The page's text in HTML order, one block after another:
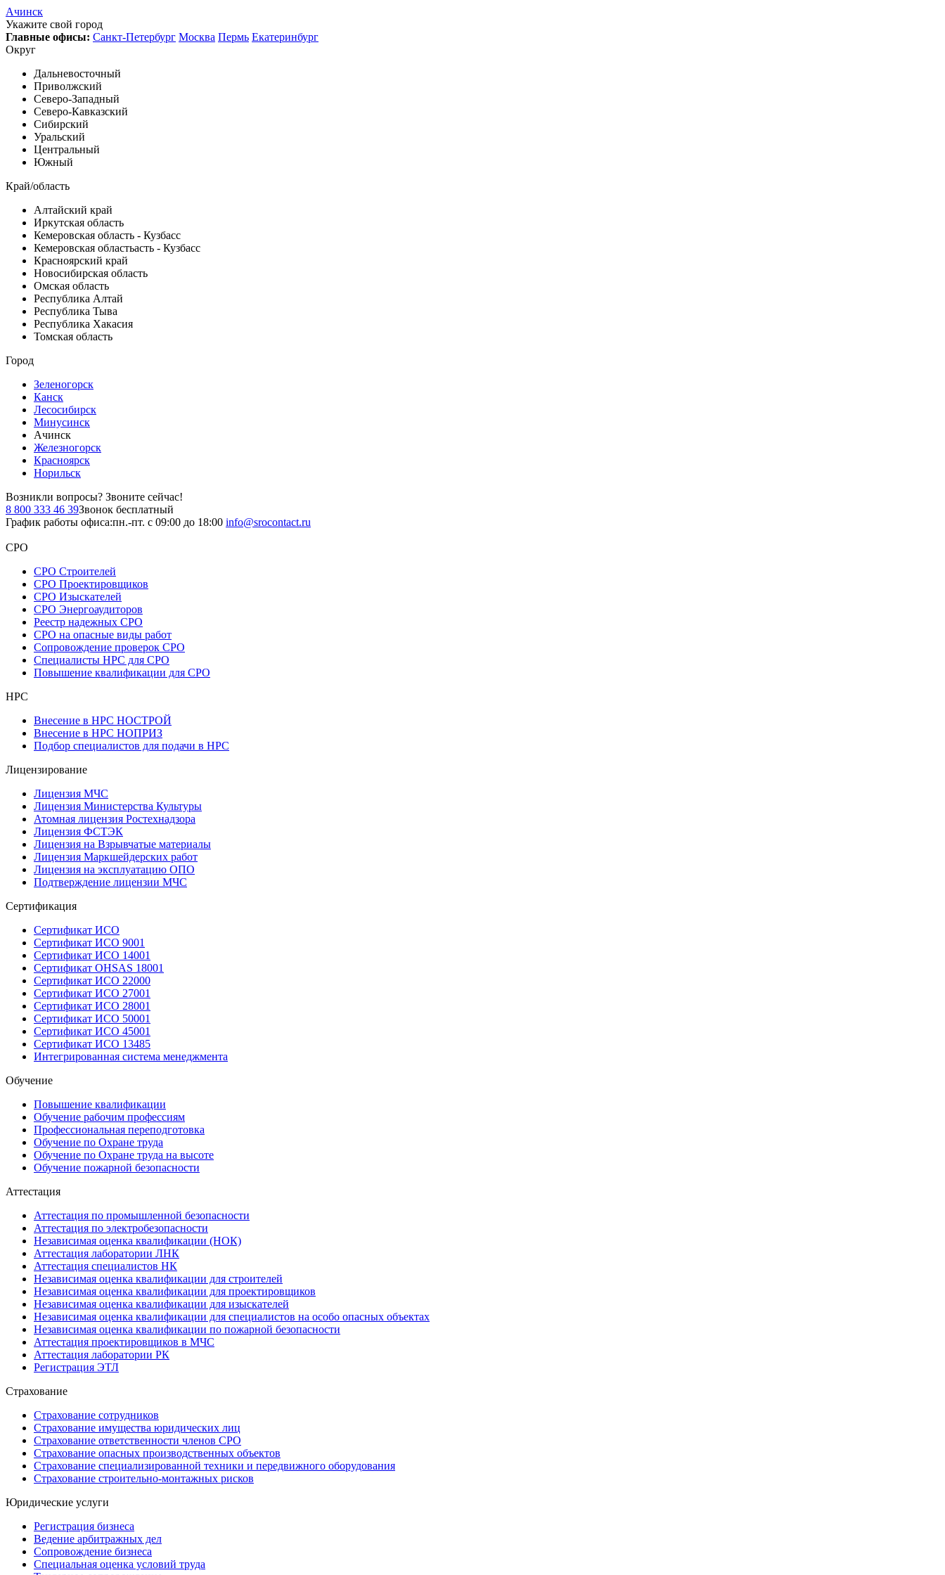
Ачинск
Укажите свой город
Главные офисы: Санкт-Петербург Москва Пермь Екатеринбург
Округ
Дальневосточный
Приволжский
Северо-Западный
Северо-Кавказский
Сибирский
Уральский
Центральный
Южный
Край/область
Алтайский край
Иркутская область
Кемеровская область - Кузбасс
Кемеровская областьасть - Кузбасс
Красноярский край
Новосибирская область
Омская область
Республика Алтай
Республика Тыва
Республика Хакасия
Томская область
Город
Зеленогорск
Канск
Лесосибирск
Минусинск
Ачинск
Железногорск
Красноярск
Норильск
Возникли вопросы? Звоните сейчас!
8 800 333 46 39Звонок бесплатный
График работы офиса:пн.-пт. с 09:00 до 18:00 info@srocontact.ru
СРО
СРО Строителей
СРО Проектировщиков
СРО Изыскателей
СРО Энергоаудиторов
Реестр надежных СРО
СРО на опасные виды работ
Сопровождение проверок СРО
Специалисты НРС для СРО
Повышение квалификации для СРО
НРС
Внесение в НРС НОСТРОЙ
Внесение в НРС НОПРИЗ
Подбор специалистов для подачи в НРС
Лицензирование
Лицензия МЧС
Лицензия Министерства Культуры
Атомная лицензия Ростехнадзора
Лицензия ФСТЭК
Лицензия на Взрывчатые материалы
Лицензия Маркшейдерских работ
Лицензия на эксплуатацию ОПО
Подтверждение лицензии МЧС
Сертификация
Сертификат ИСО
Сертификат ИСО 9001
Сертификат ИСО 14001
Сертификат OHSAS 18001
Сертификат ИСО 22000
Сертификат ИСО 27001
Сертификат ИСО 28001
Сертификат ИСО 50001
Сертификат ИСО 45001
Сертификат ИСО 13485
Интегрированная система менеджмента
Обучение
Повышение квалификации
Обучение рабочим профессиям
Профессиональная переподготовка
Обучение по Охране труда
Обучение по Охране труда на высоте
Обучение пожарной безопасности
Аттестация
Аттестация по промышленной безопасности
Аттестация по электробезопасности
Независимая оценка квалификации (НОК)
Аттестация лаборатории ЛНК
Аттестация специалистов НК
Независимая оценка квалификации для строителей
Независимая оценка квалификации для проектировщиков
Независимая оценка квалификации для изыскателей
Независимая оценка квалификации для специалистов на особо опасных объектах
Независимая оценка квалификации по пожарной безопасности
Аттестация проектировщиков в МЧС
Аттестация лаборатории РК
Регистрация ЭТЛ
Страхование
Страхование сотрудников
Страхование имущества юридических лиц
Страхование ответственности членов СРО
Страхование опасных производственных объектов
Страхование специализированной техники и передвижного оборудования
Страхование строительно-монтажных рисков
Юридические услуги
Регистрация бизнеса
Ведение арбитражных дел
Сопровождение бизнеса
Специальная оценка условий труда